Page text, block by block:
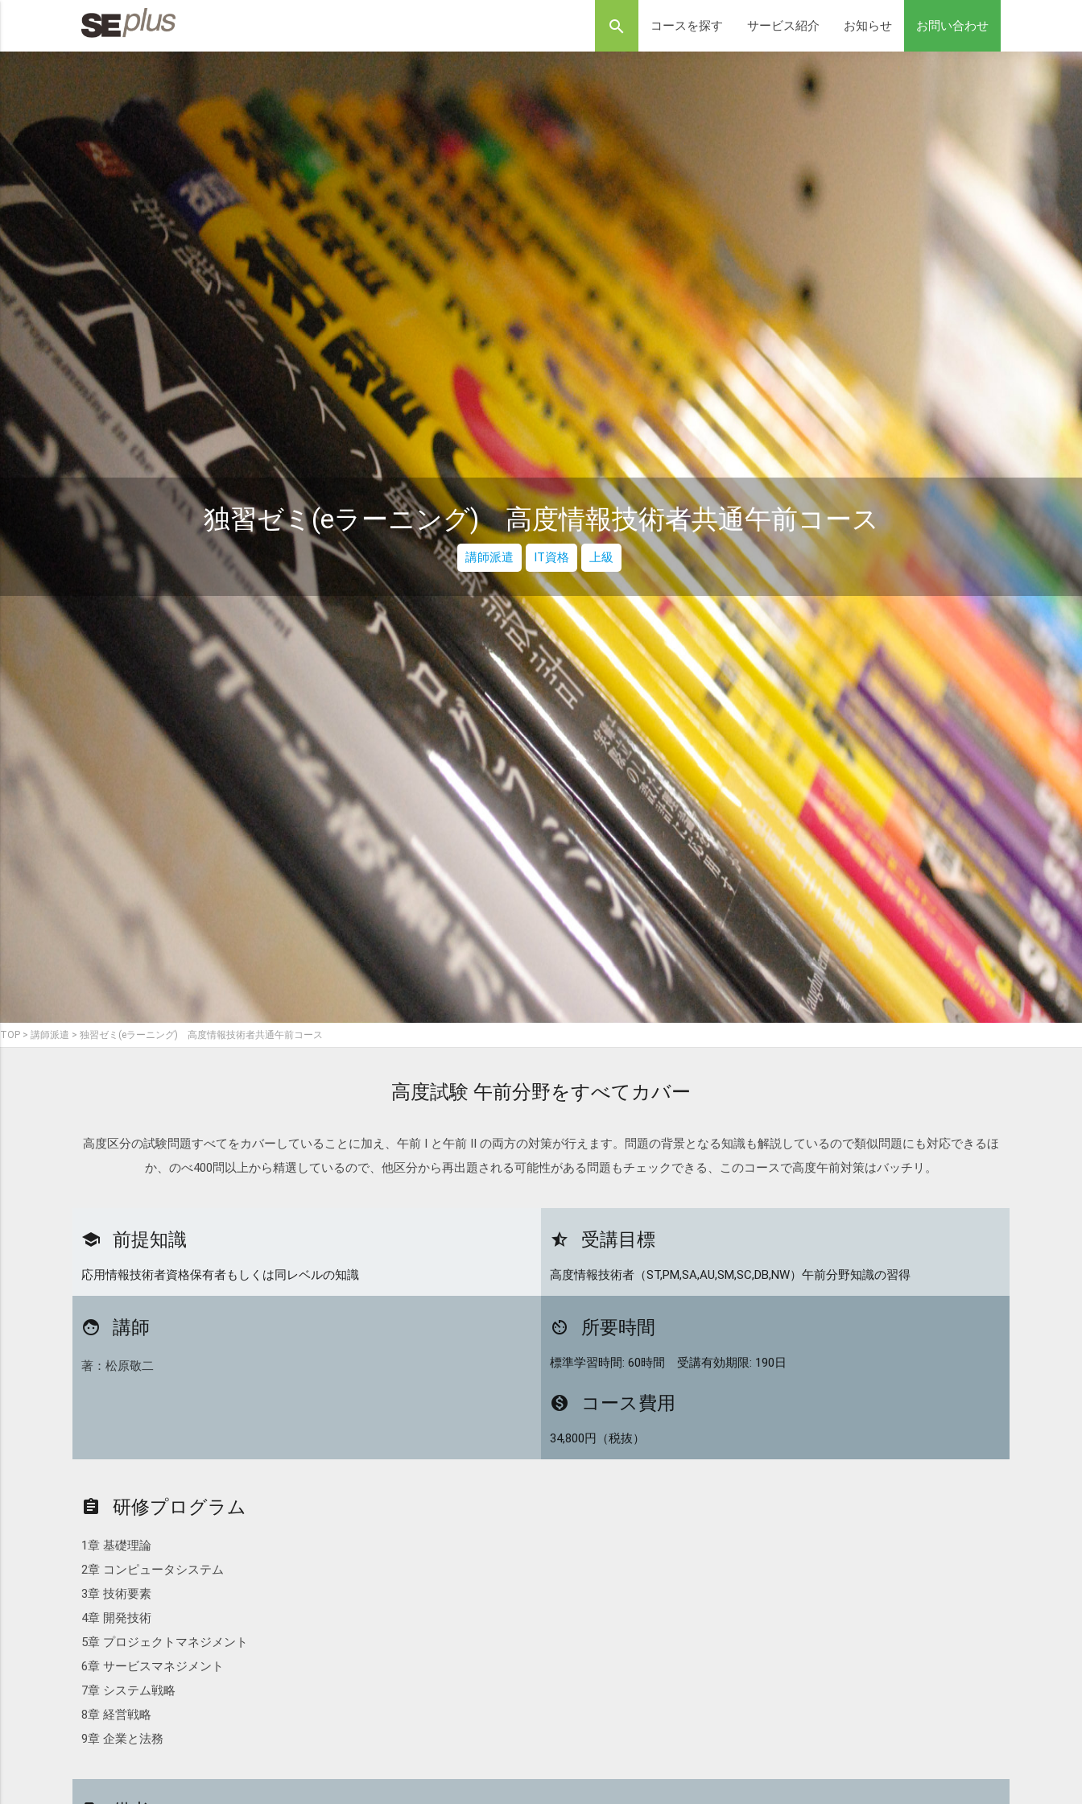
search コースを探す サービス紹介 お知らせ お問い合わせ
独習ゼミ(eラーニング) 高度情報技術者共通午前コース
講師派遣 IT資格 上級
TOP 講師派遣 独習ゼミ(eラーニング) 高度情報技術者共通午前コース
高度試験 午前分野をすべてカバー
高度区分の試験問題すべてをカバーしていることに加え、午前 I と午前 II の両方の対策が行えます。問題の背景となる知識も解説しているので類似問題にも対応できるほ
か、のべ400問以上から精選しているので、他区分から再出題される可能性がある問題もチェックできる、このコースで高度午前対策はバッチリ。
school 前提知識
応用情報技術者資格保有者もしくは同レベルの知識
star_half 受講目標
高度情報技術者（ST,PM,SA,AU,SM,SC,DB,NW）午前分野知識の習得
face 講師
著：松原敬二
av_timer 所要時間
標準学習時間: 60時間 受講有効期限: 190日
monetization_on コース費用
34,800円（税抜）
assignment 研修プログラム
1章 基礎理論
2章 コンピュータシステム
3章 技術要素
4章 開発技術
5章 プロジェクトマネジメント
6章 サービスマネジメント
7章 システム戦略
8章 経営戦略
9章 企業と法務